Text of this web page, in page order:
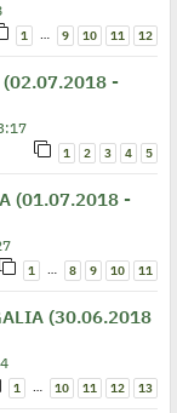
1 … 9 10 11 12
(02.07.2018 -
1 2 3 4 5
(01.07.2018 -
1 … 8 9 10 11
(30.06.2018
1 … 10 11 12 13